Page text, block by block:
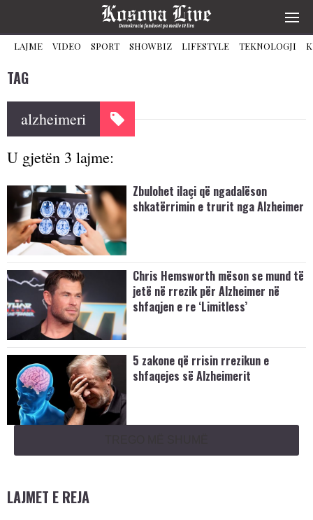
LAJME VIDEO SPORT SHOWBIZ LIFESTYLE TEKNOLOGJI
TAG
alzheimeri
U gjetën 3 lajme:
Zbulohet ilaçi që ngadalëson
shkatërrimin e trurit nga Alzheimer
Chris Hemsworth mëson se mund të
jetë në rrezik për Alzheimer në
shfaqjen e re ‘Limitless’
5 zakone që rrisin rrezikun e
shfaqejes së Alzheimerit
LAJMET E REJA